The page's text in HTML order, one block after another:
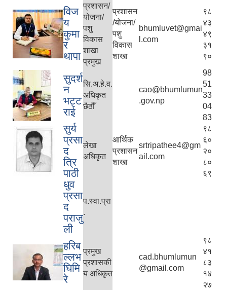
विज
य
कुमा
र
थापा
प्रशासन/
योजना/
पशु
विकास
शाखा
प्रमुख
प्रशासन
/योजना/
पशु
विकास
शाखा
bhumluvet@gmai
l.com
९८
४३
४९
३१
९०
सुदर्श
न
भट्ट
राई
सि.अ.हे.व.
अधिकृत
छैठौँ
cao@bhumlumun
.gov.np
98
51
33
04
83
सुर्य
प्रसा
द
त्रि
पाठी
लेखा
अधिकृत
आर्थिक
प्रशासन
शाखा
srtripathee4@gm
ail.com
९८
६०
२०
८०
६९
धुव
प्रसा
द
पराजु
ली
प.स्वा.प्रा
.
हरिब
ल्लभ
घिमि
रे
प्रमुख
प्रशासकी
य अधिकृत
cad.bhumlumun
@gmail.com
९८
४१
८३
१४
२७